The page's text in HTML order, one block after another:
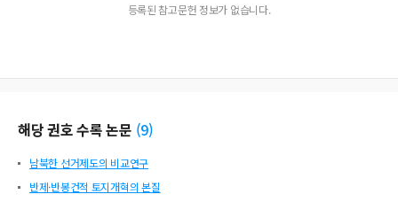
등록된 참고문헌 정보가 없습니다.
해당 권호 수록 논문 (9)
남북한 선거제도의 비교연구
반제·반봉건적 토지개혁의 본질